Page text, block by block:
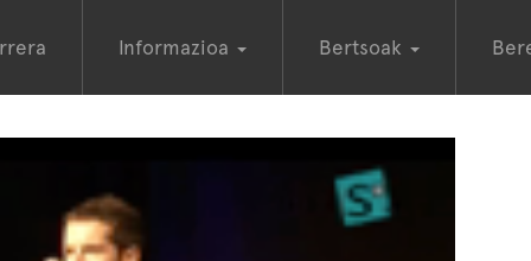
Informazioa Bertsoak